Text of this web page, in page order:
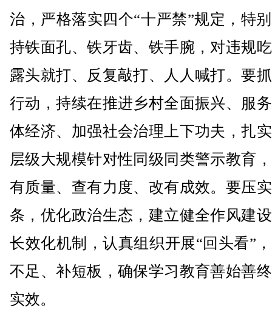
治，严格落实四个“十严禁”规定，特
持铁面孔、铁牙齿、铁手腕，对违规
露头就打、反复敲打、人人喊打。要
行动，持续在推进乡村全面振兴、服
体经济、加强社会治理上下功夫，扎
层级大规模针对性同级同类警示教育
有质量、查有力度、改有成效。要压
条，优化政治生态，建立健全作风建
长效化机制，认真组织开展“回头看”
不足、补短板，确保学习教育善始善
实效。